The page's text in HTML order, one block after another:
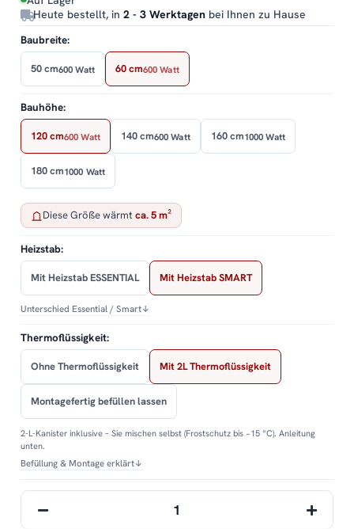
Heute bestellt, in 2 - 3 Werktagen bei Ihnen zu Hause
Baubreite:
50 cm600 Watt 60 cm600 Watt
Bauhöhe:
120 cm600 Watt 140 cm600 Watt 160 cm1000 Watt
180 cm1000 Watt
Diese Größe wärmt ca. 5 m²
Heizstab:
Mit Heizstab ESSENTIAL Mit Heizstab SMART
Unterschied Essential / Smart↓
Thermoflüssigkeit:
Ohne Thermoflüssigkeit Mit 2L Thermoflüssigkeit
Montagefertig befüllen lassen
2-L-Kanister inklusive – Sie mischen selbst (Frostschutz bis −15 °C). Anleitung
unten.
Befüllung & Montage erklärt↓